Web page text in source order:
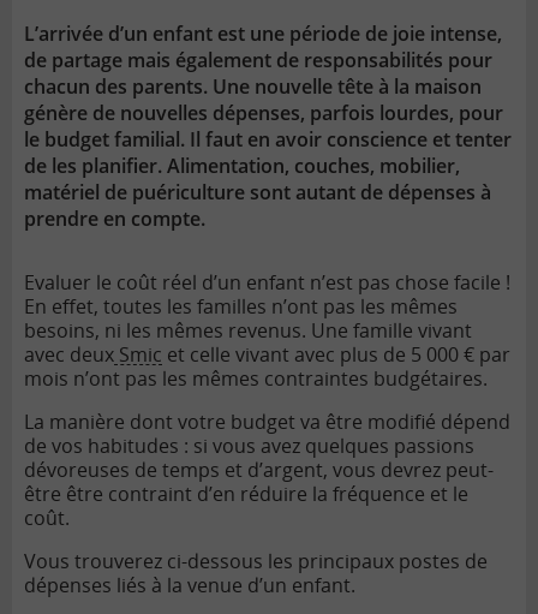
L’arrivée d’un enfant est une période de joie intense,
de partage mais également de responsabilités pour
chacun des parents. Une nouvelle tête à la maison
génère de nouvelles dépenses, parfois lourdes, pour
le budget familial. Il faut en avoir conscience et tenter
de les planifier. Alimentation, couches, mobilier,
matériel de puériculture sont autant de dépenses à
prendre en compte.
Evaluer le coût réel d’un enfant n’est pas chose facile !
En effet, toutes les familles n’ont pas les mêmes
besoins, ni les mêmes revenus. Une famille vivant
avec deux Smic et celle vivant avec plus de 5 000 € par
mois n’ont pas les mêmes contraintes budgétaires.
La manière dont votre budget va être modifié dépend
de vos habitudes : si vous avez quelques passions
dévoreuses de temps et d’argent, vous devrez peut-
être être contraint d’en réduire la fréquence et le
coût.
Vous trouverez ci-dessous les principaux postes de
dépenses liés à la venue d’un enfant.